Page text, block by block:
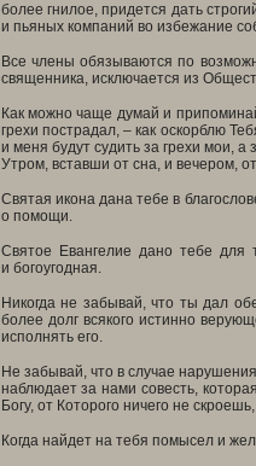
более гнилое, придется дать
и пьяных компаний во избежание
Все члены обязываются по
священника, исключается из
Как можно чаще думай и
грехи пострадал, – как оскорблю
и меня будут судить за грехи мои,
Утром, вставши от сна, и вечером,
Святая икона дана тебе в
о помощи.
Святое Евангелие дано тебе для
и богоугодная.
Никогда не забывай, что ты дал
более долг всякого истинно
исполнять его.
Не забывай, что в случае
наблюдает за нами совесть,
Богу, от Которого ничего не
Когда найдет на тебя помысел и